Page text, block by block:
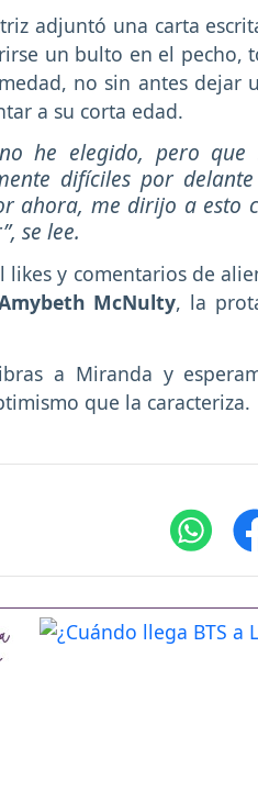
adjuntó una carta
un bulto en el pecho,
no sin antes dejar
a su corta edad.
he elegido, pero que
difíciles por
ahora, me dirijo a esto
, se lee.
likes y comentarios de
McNulty, la
a Miranda y
que la caracteriza.